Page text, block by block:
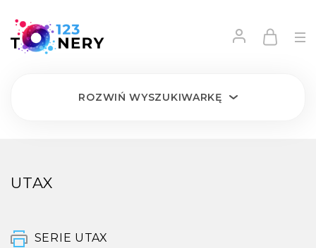
ROZWIŃ WYSZUKIWARKĘ
UTAX
SERIE UTAX